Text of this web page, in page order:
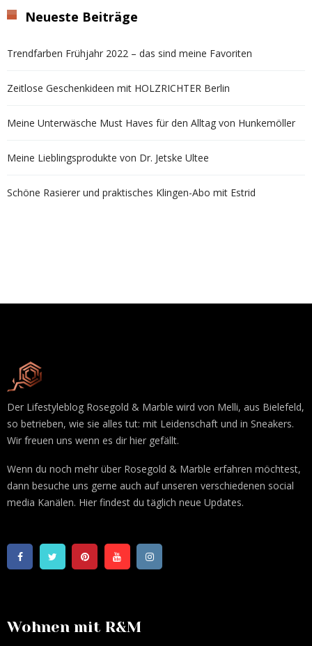
Neueste Beiträge
Trendfarben Frühjahr 2022 – das sind meine Favoriten
Zeitlose Geschenkideen mit HOLZRICHTER Berlin
Meine Unterwäsche Must Haves für den Alltag von Hunkemöller
Meine Lieblingsprodukte von Dr. Jetske Ultee
Schöne Rasierer und praktisches Klingen-Abo mit Estrid
Der Lifestyleblog Rosegold & Marble wird von Melli, aus Bielefeld,
so betrieben, wie sie alles tut: mit Leidenschaft und in Sneakers.
Wir freuen uns wenn es dir hier gefällt.
Wenn du noch mehr über Rosegold & Marble erfahren möchtest,
dann besuche uns gerne auch auf unseren verschiedenen social
media Kanälen. Hier findest du täglich neue Updates.
Wohnen mit R&M